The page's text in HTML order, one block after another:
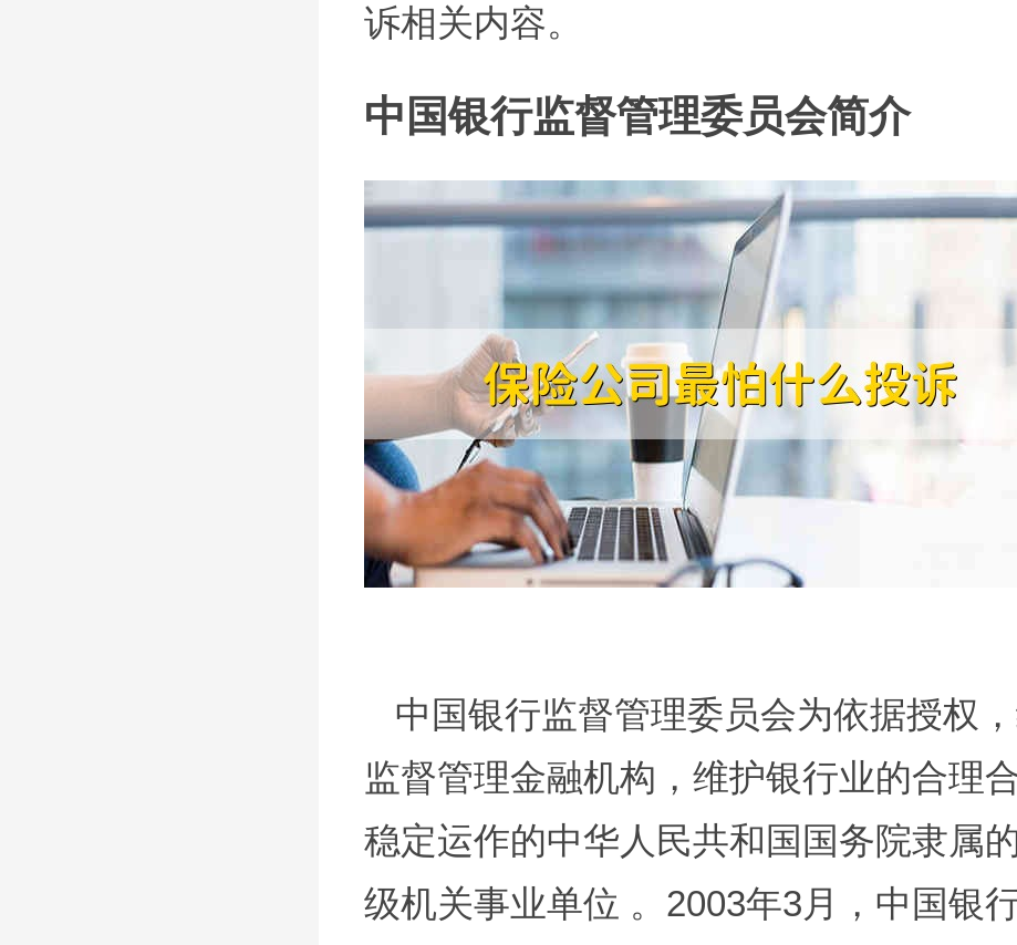
诉相关内容。
中国银行监督管理委员会简介
中国银行监督管理委员会为依据授权
监督管理金融机构，维护银行业的合理合
稳定运作的中华人民共和国国务院隶属
级机关事业单位 。 2003年3月， 中国银